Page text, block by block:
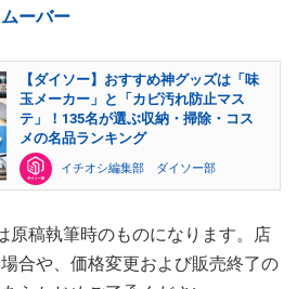
ーバー
【ダイソー】おすすめ神グッズは「味
玉メーカー」と「カビ汚れ防止マス
テ」！135名が選ぶ収納・掃除・コス
メの名品ランキング
イチオシ編集部 ダイソー部
原稿執筆時のものになります。店
合や、価格変更および販売終了の